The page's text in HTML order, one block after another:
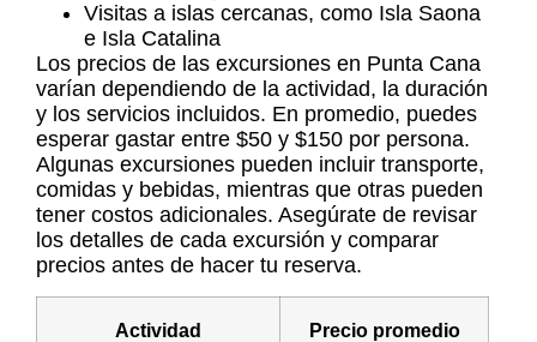
Visitas a islas cercanas, como Isla Saona
e Isla Catalina
Los precios de las excursiones en Punta Cana
varían dependiendo de la actividad, la duración
y los servicios incluidos. En promedio, puedes
esperar gastar entre $50 y $150 por persona.
Algunas excursiones pueden incluir transporte,
comidas y bebidas, mientras que otras pueden
tener costos adicionales. Asegúrate de revisar
los detalles de cada excursión y comparar
precios antes de hacer tu reserva.
Actividad
Precio promedio